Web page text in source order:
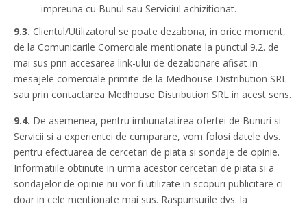
impreuna cu Bunul sau Serviciul achizitionat.
9.3. Clientul/Utilizatorul se poate dezabona, in orice moment,
de la Comunicarile Comerciale mentionate la punctul 9.2. de
mai sus prin accesarea link-ului de dezabonare afisat in
mesajele comerciale primite de la Medhouse Distribution SRL
sau prin contactarea Medhouse Distribution SRL in acest sens.
9.4. De asemenea, pentru imbunatatirea ofertei de Bunuri si
Servicii si a experientei de cumparare, vom folosi datele dvs.
pentru efectuarea de cercetari de piata si sondaje de opinie.
Informatiile obtinute in urma acestor cercetari de piata si a
sondajelor de opinie nu vor fi utilizate in scopuri publicitare ci
doar in cele mentionate mai sus. Raspunsurile dvs. la